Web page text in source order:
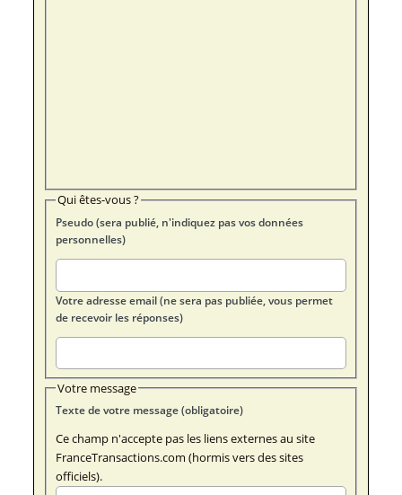
Qui êtes-vous ?
Pseudo (sera publié, n'indiquez pas vos données
personnelles)
Votre adresse email (ne sera pas publiée, vous permet
de recevoir les réponses)
Votre message
Texte de votre message (obligatoire)
Ce champ n'accepte pas les liens externes au site
FranceTransactions.com (hormis vers des sites
officiels).